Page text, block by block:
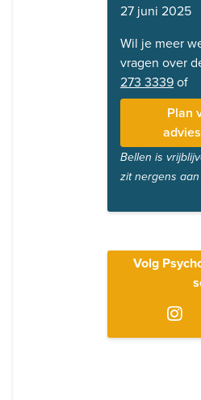
27 juni 2025
Wil je meer
vragen over
273 3339of
Plan
Bellen is
zit nergens aan
Volg